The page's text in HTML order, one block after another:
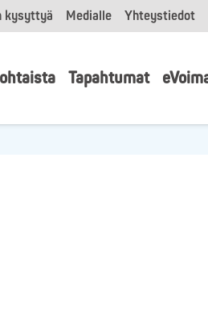
kysyttyä Medialle Yhteystiedot
Tapahtumat